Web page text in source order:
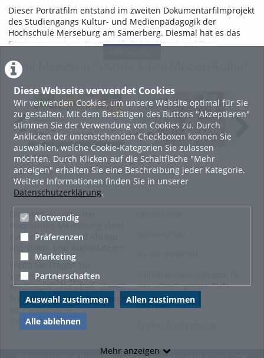
Diese Webseite verwendet Cookies
Wir verwenden Cookies, um unsere Website optimal für Sie
zu gestalten. Mit dem Bestätigen des Buttons "Akzeptieren"
stimmen Sie der Verwendung von Cookies zu. Durch
Anklicken der untenstehenden Checkboxen können Sie
auswählen, welche Cookie-Kategorien Sie zulassen
möchten. Durch Klicken auf die Schaltfläche "Mehr
anzeigen" erhalten Sie eine Beschreibung jeder Kategorie.
Weitere Informationen finden Sie in unserer
Datenschutzerklärung.
Notwendig
Präferenzen
Marketing
Partnerschaften
Auswahl zustimmen
Allen zustimmen
Alle ablehnen
Mehr anzeigen
Dieser Porträtfilm entstand im zweiten Dokumentarfilmprojekt
des Studiengangs Kultur- und Medienpädagogik der
Hochschule Merseburg am Samerberg. Diesmal hat es das
Filmteam rund um Rosa Preiß, Robin Nagel und Toni
verschlagen. Hier arbeitet Anja Leichner im Gasthof Alpenrose
und gehört auch mittlerweile zum "Inventar" des Gasthofes.
Warum es die gebürtige Erzgebirglerin nach Bayern an den
Samerberg verschlagen hat und welche Herausforderungen
sie dort meistern musste erfahrt ihr in unserem
Dokumentarfilm: Auf flinken Füßen durchs Leben.
Viel Spaß beim Anschauen wünschen Euch
Rosa, Robin und Toni
Tags:
merseburg
hochschule
smk
portrait
kmp
bayern
samerberg
Kategorien: Soziale
Arbeit.Medien.Kultur
Mehr Medien in "Soziale Arbeit.Medien.Kultur"
HoMe - Live 01
30 Jahre KMP -
Museumsnacht in
Weißenfels 2015
Das Medienportal der
Hochschule Merseburg dient
zur Verwaltung und Ablage
Wenn Sie Fragen zur
Verwendung des
Medienportals haben, stellen
Sie bitte eine Supportanfrage
anmedien@hs-
merseburg.de.
das Medienportal (PDF)
Sitemap